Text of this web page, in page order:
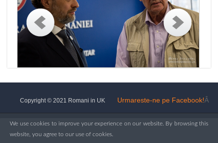
Urmareste-ne pe Facebook!Â
Copyright © 2021 Romani in UK
We use cookies to improve your experience on our website. By browsing this
website, you agree to our use of cookies.